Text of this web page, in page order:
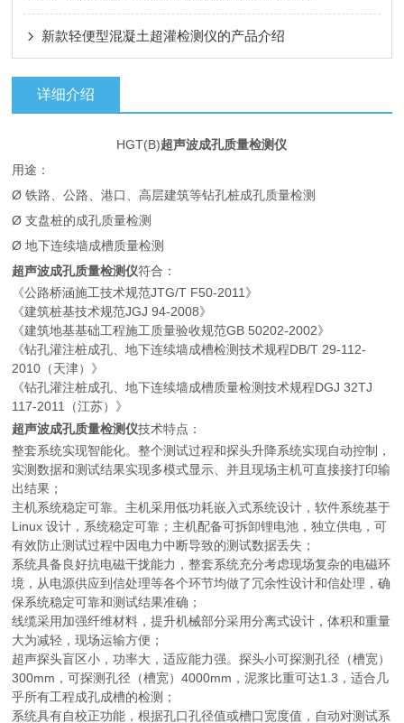
新款轻便型混凝土超灌检测仪的产品介绍
详细介绍
HGT(B)超声波成孔质量检测仪
用途：
Ø 铁路、公路、港口、高层建筑等钻孔桩成孔质量检测
Ø 支盘桩的成孔质量检测
Ø 地下连续墙成槽质量检测
超声波成孔质量检测仪符合：
《公路桥涵施工技术规范JTG/T F50-2011》
《建筑桩基技术规范JGJ 94-2008》
《建筑地基基础工程施工质量验收规范GB 50202-2002》
《钻孔灌注桩成孔、地下连续墙成槽检测技术规程DB/T 29-112-
2010（天津）》
《钻孔灌注桩成孔、地下连续墙成槽质量检测技术规程DGJ 32TJ
117-2011（江苏）》
超声波成孔质量检测仪技术特点：
整套系统实现智能化。整个测试过程和探头升降系统实现自动控制，
实测数据和测试结果实现多模式显示、并且现场主机可直接接打印输
出结果；
主机系统稳定可靠。主机采用低功耗嵌入式系统设计，软件系统基于
Linux 设计，系统稳定可靠；主机配备可拆卸锂电池，独立供电，可
有效防止测试过程中因电力中断导致的测试数据丢失；
系统具备良好抗电磁干拢能力，整套系统充分考虑现场复杂的电磁环
境，从电源供应到信处理等各个环节均做了冗余性设计和信处理，确
保系统稳定可靠和测试结果准确；
线缆采用加强纤维材料，提升机械部分采用分离式设计，体积和重量
大为减轻，现场运输方便；
超声探头盲区小，功率大，适应能力强。探头小可探测孔径（槽宽）
300mm，可探测孔径（槽宽）4000mm，泥浆比重可达1.3，适合几
乎所有工程成孔成槽的检测；
系统具有自校正功能，根据孔口孔径值或槽口宽度值，自动对测试系